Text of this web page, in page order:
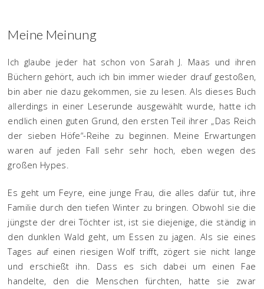
Meine Meinung
Ich glaube jeder hat schon von Sarah J. Maas und ihren
Büchern gehört, auch ich bin immer wieder drauf gestoßen,
bin aber nie dazu gekommen, sie zu lesen. Als dieses Buch
allerdings in einer Leserunde ausgewählt wurde, hatte ich
endlich einen guten Grund, den ersten Teil ihrer „Das Reich
der sieben Höfe“-Reihe zu beginnen. Meine Erwartungen
waren auf jeden Fall sehr sehr hoch, eben wegen des
großen Hypes.
Es geht um Feyre, eine junge Frau, die alles dafür tut, ihre
Familie durch den tiefen Winter zu bringen. Obwohl sie die
jüngste der drei Töchter ist, ist sie diejenige, die ständig in
den dunklen Wald geht, um Essen zu jagen. Als sie eines
Tages auf einen riesigen Wolf trifft, zögert sie nicht lange
und erschießt ihn. Dass es sich dabei um einen Fae
handelte, den die Menschen fürchten, hatte sie zwar